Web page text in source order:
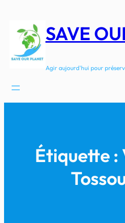
contenu
SAVE
Agir aujourd'hui pour
Étiquette :